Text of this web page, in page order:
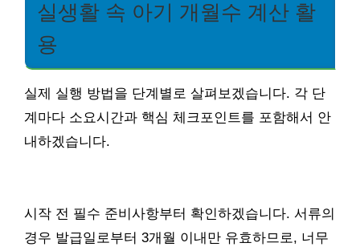
실생활 속 아기 개월수 계산 활
용
실제 실행 방법을 단계별로 살펴보겠습니다. 각 단
계마다 소요시간과 핵심 체크포인트를 포함해서 안
내하겠습니다.
시작 전 필수 준비사항부터 확인하겠습니다. 서류의
경우 발급일로부터 3개월 이내만 유효하므로, 너무